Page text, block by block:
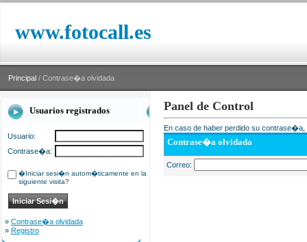
www.fotocall.es
Principal / Contrase�a olvidada
Usuarios registrados
Usuario:
Contrase�a:
�Iniciar sesi�n autom�ticamente en la
siguiente visita?
» Contrase�a olvidada
» Registro
Panel de Control
En caso de haber perdido su
Contrase�a olvidada
Correo: